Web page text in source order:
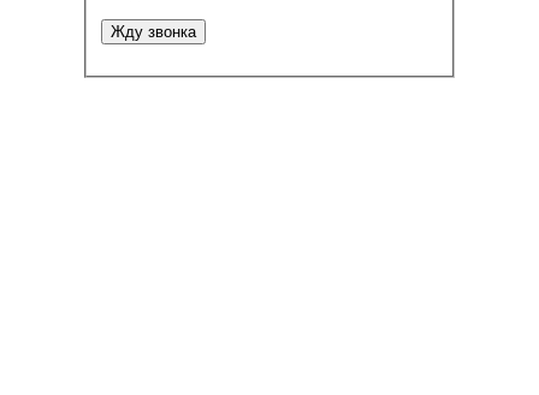
Жду звонка